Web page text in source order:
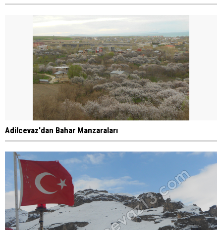
Adilcevaz'dan Bahar Manzaraları